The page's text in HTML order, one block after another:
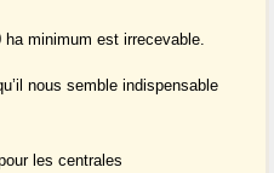
minimum est irrecevable.
nous semble indispensable
les centrales